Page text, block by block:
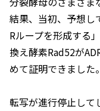
結果、当初、予想し
Rループを形成する
換え酵素Rad52が
めて証明できました。
転写が進行停止して